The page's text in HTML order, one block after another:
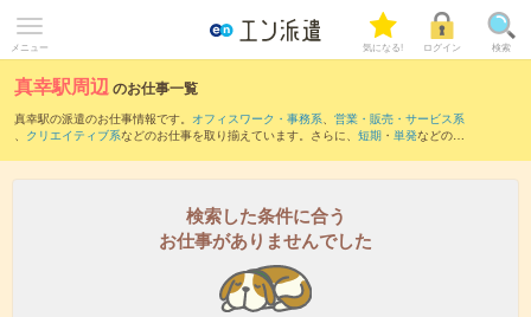
メニュー 気になる! ログイン 検索
真幸駅周辺のお仕事一覧
真幸駅の派遣のお仕事情報です。 オフィスワーク・事務系、 営業・販売・サービス系
、 クリエイティブ系などのお仕事を取り揃えています。さらに、 短期 ・ 単発などの期
また、えびの駅・栗野駅・鶴丸駅・えびの上江駅・京町温泉駅など近隣駅のお仕事も
検索した条件に合う
お仕事がありませんでした